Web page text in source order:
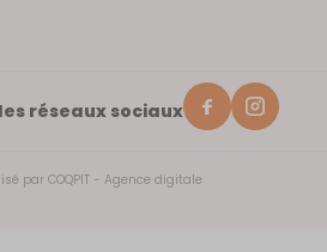
réseaux sociaux
par COQPIT - Agence digitale